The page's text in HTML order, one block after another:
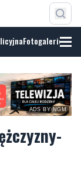
Fotogalerie
ADS BY NGM